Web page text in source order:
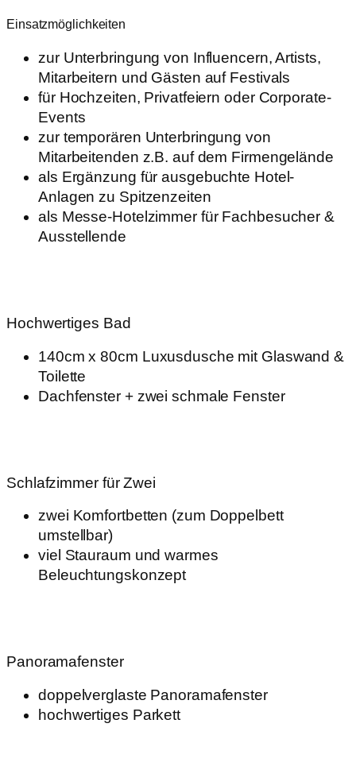
Einsatzmöglichkeiten
zur Unterbringung von Influencern, Artists,
Mitarbeitern und Gästen auf Festivals
für Hochzeiten, Privatfeiern oder Corporate-
Events
zur temporären Unterbringung von
Mitarbeitenden z.B. auf dem Firmengelände
als Ergänzung für ausgebuchte Hotel-
Anlagen zu Spitzenzeiten
als Messe-Hotelzimmer für Fachbesucher &
Ausstellende
Hochwertiges Bad
140cm x 80cm Luxusdusche mit Glaswand&
Toilette
Dachfenster + zwei schmale Fenster
Schlafzimmer für Zwei
zwei Komfortbetten (zum Doppelbett
umstellbar)
viel Stauraum und warmes
Beleuchtungskonzept
Panoramafenster
doppelverglaste Panoramafenster
hochwertiges Parkett